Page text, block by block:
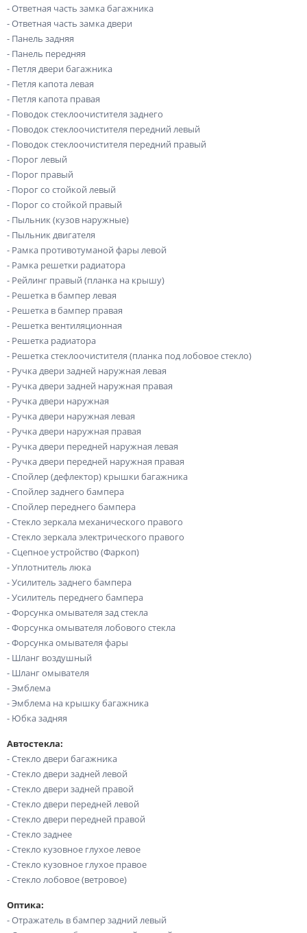
- Ответная часть замка багажника
- Ответная часть замка двери
- Панель задняя
- Панель передняя
- Петля двери багажника
- Петля капота левая
- Петля капота правая
- Поводок стеклоочистителя заднего
- Поводок стеклоочистителя передний левый
- Поводок стеклоочистителя передний правый
- Порог левый
- Порог правый
- Порог со стойкой левый
- Порог со стойкой правый
- Пыльник (кузов наружные)
- Пыльник двигателя
- Рамка противотуманой фары левой
- Рамка решетки радиатора
- Рейлинг правый (планка на крышу)
- Решетка в бампер левая
- Решетка в бампер правая
- Решетка вентиляционная
- Решетка радиатора
- Решетка стеклоочистителя (планка под лобовое стекло)
- Ручка двери задней наружная левая
- Ручка двери задней наружная правая
- Ручка двери наружная
- Ручка двери наружная левая
- Ручка двери наружная правая
- Ручка двери передней наружная левая
- Ручка двери передней наружная правая
- Спойлер (дефлектор) крышки багажника
- Спойлер заднего бампера
- Спойлер переднего бампера
- Стекло зеркала механического правого
- Стекло зеркала электрического правого
- Сцепное устройство (Фаркоп)
- Уплотнитель люка
- Усилитель заднего бампера
- Усилитель переднего бампера
- Форсунка омывателя зад стекла
- Форсунка омывателя лобового стекла
- Форсунка омывателя фары
- Шланг воздушный
- Шланг омывателя
- Эмблема
- Эмблема на крышку багажника
- Юбка задняя
Автостекла:
- Стекло двери багажника
- Стекло двери задней левой
- Стекло двери задней правой
- Стекло двери передней левой
- Стекло двери передней правой
- Стекло заднее
- Стекло кузовное глухое левое
- Стекло кузовное глухое правое
- Стекло лобовое (ветровое)
Оптика:
- Отражатель в бампер задний левый